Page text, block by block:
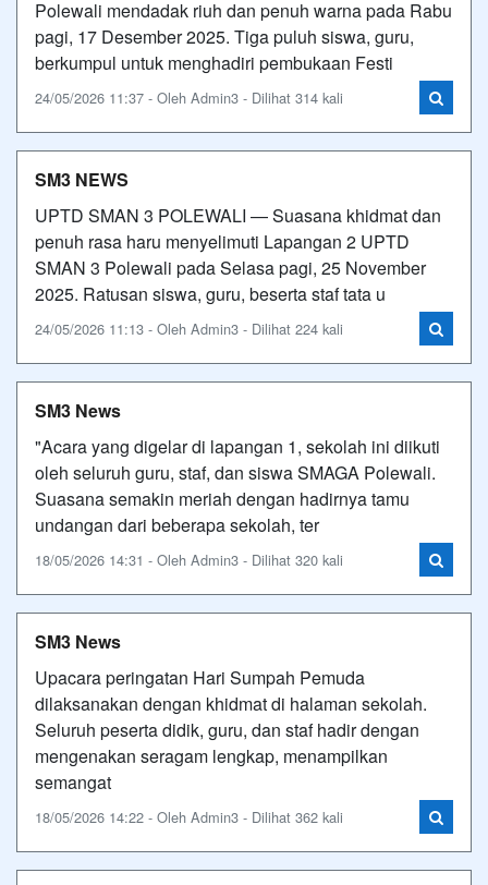
Polewali mendadak riuh dan penuh warna pada Rabu
pagi, 17 Desember 2025. Tiga puluh siswa, guru,
berkumpul untuk menghadiri pembukaan Festi
24/05/2026 11:37 - Oleh Admin3 - Dilihat 314 kali
SM3 NEWS
UPTD SMAN 3 POLEWALI — Suasana khidmat dan
penuh rasa haru menyelimuti Lapangan 2 UPTD
SMAN 3 Polewali pada Selasa pagi, 25 November
2025. Ratusan siswa, guru, beserta staf tata u
24/05/2026 11:13 - Oleh Admin3 - Dilihat 224 kali
SM3 News
"Acara yang digelar di lapangan 1, sekolah ini diikuti
oleh seluruh guru, staf, dan siswa SMAGA Polewali.
Suasana semakin meriah dengan hadirnya tamu
undangan dari beberapa sekolah, ter
18/05/2026 14:31 - Oleh Admin3 - Dilihat 320 kali
SM3 News
Upacara peringatan Hari Sumpah Pemuda
dilaksanakan dengan khidmat di halaman sekolah.
Seluruh peserta didik, guru, dan staf hadir dengan
mengenakan seragam lengkap, menampilkan
semangat
18/05/2026 14:22 - Oleh Admin3 - Dilihat 362 kali